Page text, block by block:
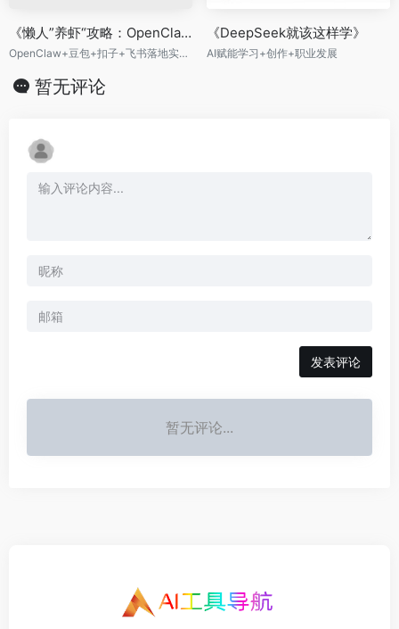
《懒人”养虾“攻略：OpenClaw+豆包+扣子+飞书落地实战指南》
OpenClaw+豆包+扣子+飞书落地实战指南
《DeepSeek就该这样学》
AI赋能学习+创作+职业发展
暂无评论
发表评论
暂无评论...